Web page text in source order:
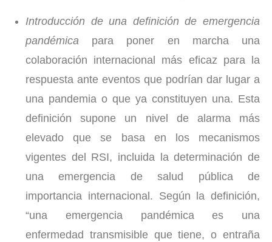
Introducción de una definición de emergencia
pandémica para poner en marcha una
colaboración internacional más eficaz para la
respuesta ante eventos que podrían dar lugar a
una pandemia o que ya constituyen una. Esta
definición supone un nivel de alarma más
elevado que se basa en los mecanismos
vigentes del RSI, incluida la determinación de
una emergencia de salud pública de
importancia internacional. Según la definición,
“una emergencia pandémica es una
enfermedad transmisible que tiene, o entraña